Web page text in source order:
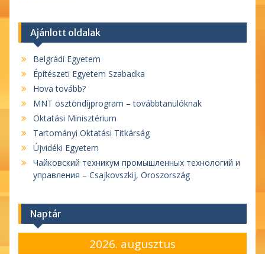
Ajánlott oldalak
Belgrádi Egyetem
Építészeti Egyetem Szabadka
Hova tovább?
MNT ösztöndíjprogram – továbbtanulóknak
Oktatási Minisztérium
Tartományi Oktatási Titkárság
Újvidéki Egyetem
Чайковский техникум промышленных технологий и
управления – Csajkovszkij, Oroszország
Naptár
2026. augusztus